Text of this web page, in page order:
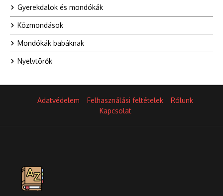
Gyerekdalok és mondókák
Közmondások
Mondókák babáknak
Nyelvtörők
Adatvédelem Felhasználási feltételek
Rólunk
Kapcsolat